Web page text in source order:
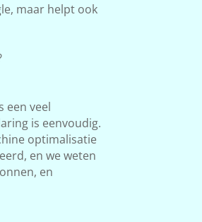
maar helpt ook
een veel
is eenvoudig.
optimalisatie
en we weten
en